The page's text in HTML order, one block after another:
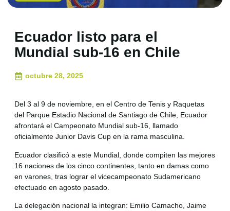
Ecuador listo para el
Mundial sub-16 en Chile
octubre 28, 2025
Del 3 al 9 de noviembre, en el Centro de Tenis y Raquetas
del Parque Estadio Nacional de Santiago de Chile, Ecuador
afrontará el Campeonato Mundial sub-16, llamado
oficialmente Junior Davis Cup en la rama masculina.
Ecuador clasificó a este Mundial, donde compiten las mejores
16 naciones de los cinco continentes, tanto en damas como
en varones, tras lograr el vicecampeonato Sudamericano
efectuado en agosto pasado.
La delegación nacional la integran: Emilio Camacho, Jaime